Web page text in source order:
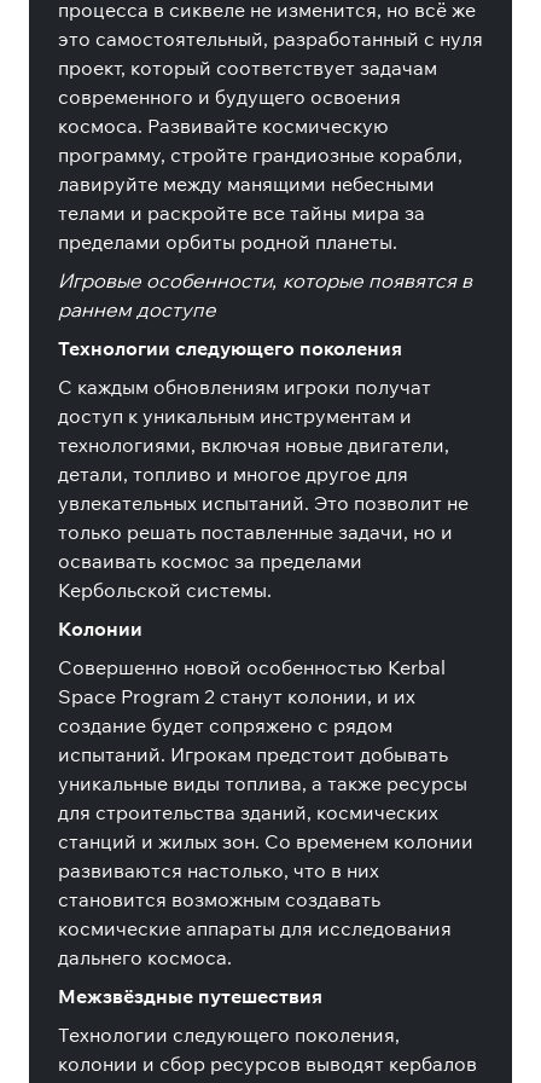
процесса в сиквеле не изменится, но всё же
это самостоятельный, разработанный с нуля
проект, который соответствует задачам
современного и будущего освоения
космоса. Развивайте космическую
программу, стройте грандиозные корабли,
лавируйте между манящими небесными
телами и раскройте все тайны мира за
пределами орбиты родной планеты.
Игровые особенности, которые появятся в
раннем доступе
Технологии следующего поколения
С каждым обновлениям игроки получат
доступ к уникальным инструментам и
технологиями, включая новые двигатели,
детали, топливо и многое другое для
увлекательных испытаний. Это позволит не
только решать поставленные задачи, но и
осваивать космос за пределами
Кербольской системы.
Колонии
Совершенно новой особенностью Kerbal
Space Program 2 станут колонии, и их
создание будет сопряжено с рядом
испытаний. Игрокам предстоит добывать
уникальные виды топлива, а также ресурсы
для строительства зданий, космических
станций и жилых зон. Со временем колонии
развиваются настолько, что в них
становится возможным создавать
космические аппараты для исследования
дальнего космоса.
Межзвёздные путешествия
Технологии следующего поколения,
колонии и сбор ресурсов выводят кербалов